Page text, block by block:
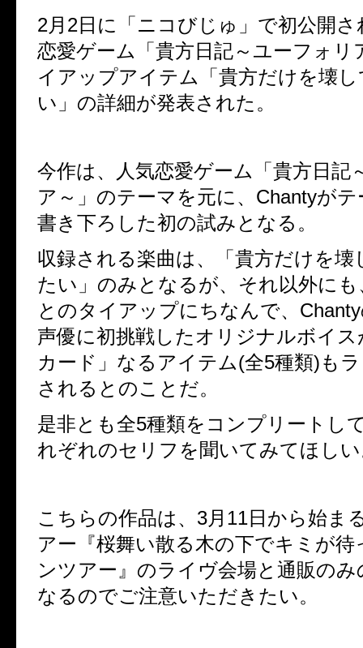
2月 2日に「ニコびじゅ」で初公開さ
恋愛ゲーム「貴方日記～ユーフォリ
イアップアイテム「貴方だけを壊
い」の詳細が発表された。
今作は、人気恋愛ゲーム「貴方日記
ア～」のテーマを元に、 Chantyがテ
書き下ろした初の試みとなる。
収録される楽曲は、「貴方だけを壊
たい」のみとなるが、それ以外に
とのタイアップにちなんで、 Chanty
声優に初挑戦したオリジナルボイ
カード」なるアイテム(全5種類)も
されるとのことだ。
是非とも全5種類をコンプリートし
れぞれのセリフを聞いてみてほし
こちらの作品は、 3月 11日から始ま
アー『桜舞い散る木の下でキミが
ンツアー』のライヴ会場と通販のみ
なるのでご注意いただきたい。